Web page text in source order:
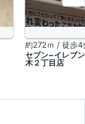
約272ｍ / 徒歩4
セブン−イレブ
木２丁目店